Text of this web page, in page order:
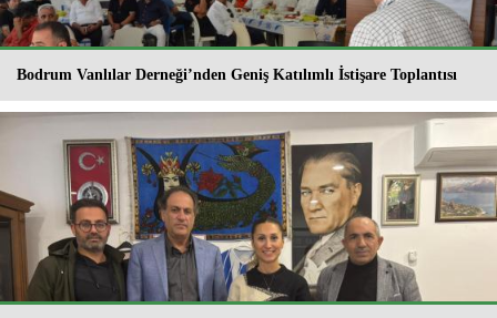
Bodrum Vanlılar Derneği’nden Geniş Katılımlı İstişare Toplantısı